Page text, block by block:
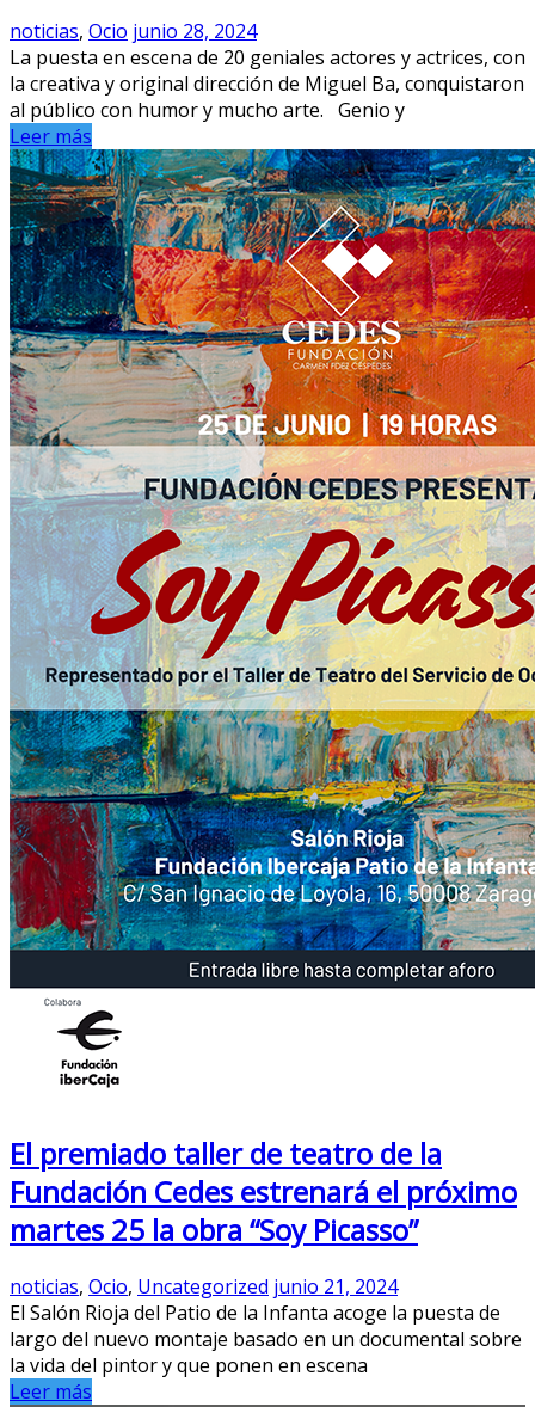
noticias, Ocio junio 28, 2024
La puesta en escena de 20 geniales actores y actrices, con
la creativa y original dirección de Miguel Ba, conquistaron
al público con humor y mucho arte. Genio y
Leer más
El premiado taller de teatro de la
Fundación Cedes estrenará el próximo
martes 25 la obra “Soy Picasso”
noticias, Ocio, Uncategorized junio 21, 2024
El Salón Rioja del Patio de la Infanta acoge la puesta de
largo del nuevo montaje basado en un documental sobre
la vida del pintor y que ponen en escena
Leer más